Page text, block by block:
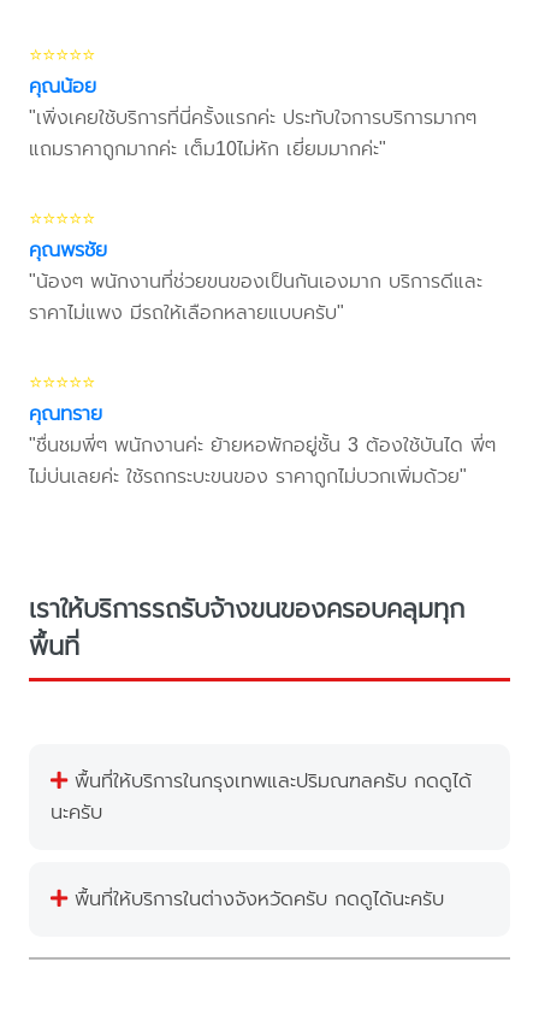
⭐⭐⭐⭐⭐
คุณน้อย
"เพิ่งเคยใช้บริการที่นี่ครั้งแรกค่ะ ประทับใจการบริการมากๆ
แถมราคาถูกมากค่ะ เต็ม10ไม่หัก เยี่ยมมากค่ะ"
⭐⭐⭐⭐⭐
คุณพรชัย
"น้องๆ พนักงานที่ช่วยขนของเป็นกันเองมาก บริการดีและ
ราคาไม่แพง มีรถให้เลือกหลายแบบครับ"
⭐⭐⭐⭐⭐
คุณทราย
"ชื่นชมพี่ๆ พนักงานค่ะ ย้ายหอพักอยู่ชั้น 3 ต้องใช้บันได พี่ๆ
ไม่บ่นเลยค่ะ ใช้รถกระบะขนของ ราคาถูกไม่บวกเพิ่มด้วย"
เราให้บริการรถรับจ้างขนของครอบคลุมทุก
พื้นที่
พื้นที่ให้บริการในกรุงเทพและปริมณฑลครับ กดดูได้
นะครับ
พื้นที่ให้บริการในต่างจังหวัดครับ กดดูได้นะครับ